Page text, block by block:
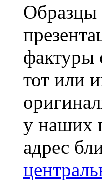
Образцы
фактуры
тот или
у наших
адрес